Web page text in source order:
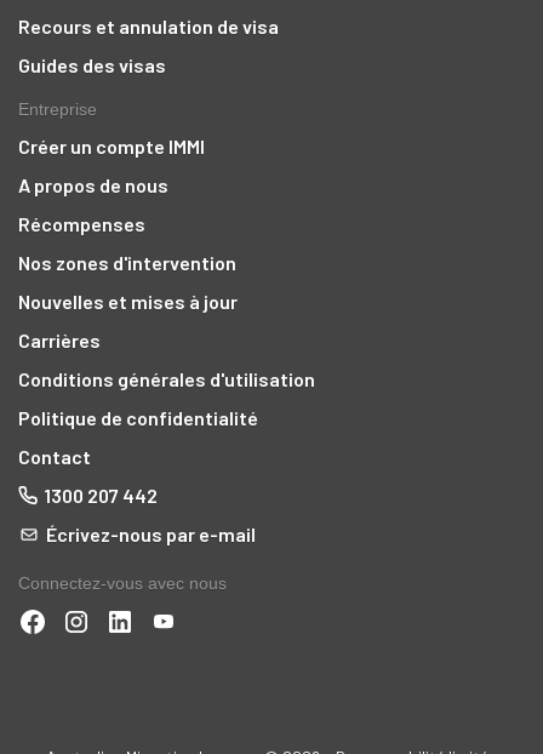
Recours et annulation de visa
Guides des visas
Entreprise
Créer un compte IMMI
A propos de nous
Récompenses
Nos zones d'intervention
Nouvelles et mises à jour
Carrières
Conditions générales d'utilisation
Politique de confidentialité
Contact
1300 207 442
Écrivez-nous par e-mail
Connectez-vous avec nous